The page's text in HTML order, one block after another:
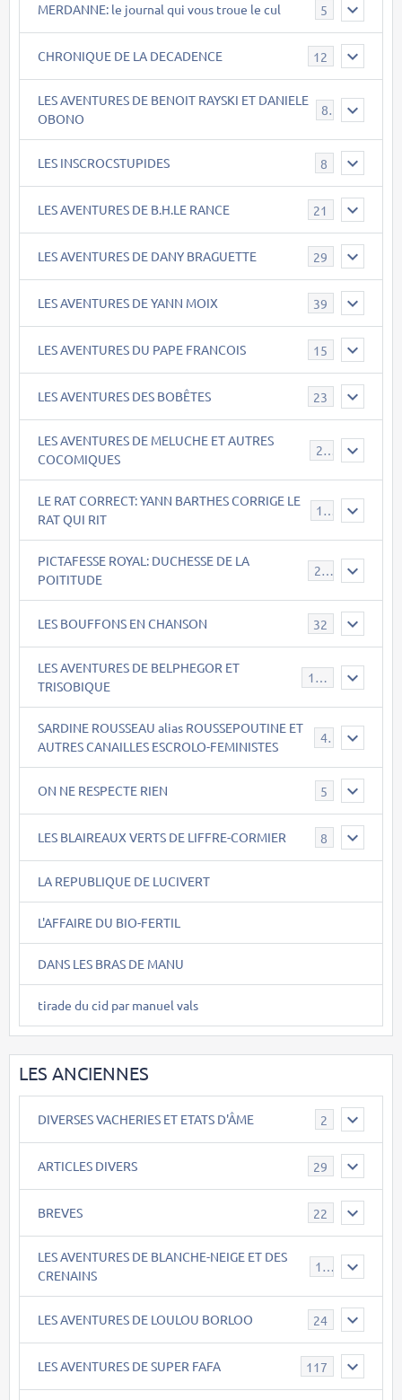
MERDANNE: le journal qui vous troue le cul 5
CHRONIQUE DE LA DECADENCE 12
LES AVENTURES DE BENOIT RAYSKI ET DANIELE
OBONO
8
LES INSCROCSTUPIDES 8
LES AVENTURES DE B.H.LE RANCE 21
LES AVENTURES DE DANY BRAGUETTE 29
LES AVENTURES DE YANN MOIX 39
LES AVENTURES DU PAPE FRANCOIS 15
LES AVENTURES DES BOBÊTES 23
LES AVENTURES DE MELUCHE ET AUTRES
COCOMIQUES
22
LE RAT CORRECT: YANN BARTHES CORRIGE LE
RAT QUI RIT
15
PICTAFESSE ROYAL: DUCHESSE DE LA
POITITUDE
23
LES BOUFFONS EN CHANSON 32
LES AVENTURES DE BELPHEGOR ET
TRISOBIQUE
147
SARDINE ROUSSEAU alias ROUSSEPOUTINE ET
AUTRES CANAILLES ESCROLO-FEMINISTES
40
ON NE RESPECTE RIEN 5
LES BLAIREAUX VERTS DE LIFFRE-CORMIER 8
LA REPUBLIQUE DE LUCIVERT
L'AFFAIRE DU BIO-FERTIL
DANS LES BRAS DE MANU
tirade du cid par manuel vals
LES ANCIENNES
DIVERSES VACHERIES ET ETATS D'ÂME 2
ARTICLES DIVERS 29
BREVES 22
LES AVENTURES DE BLANCHE-NEIGE ET DES
CRENAINS
17
LES AVENTURES DE LOULOU BORLOO 24
LES AVENTURES DE SUPER FAFA 117